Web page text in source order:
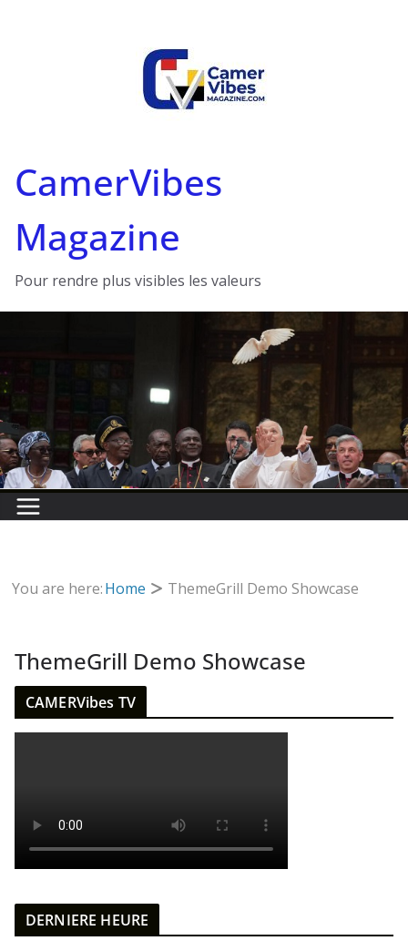
CamerVibes
Magazine
Pour rendre plus visibles les valeurs
You are here:Home ThemeGrill Demo Showcase
ThemeGrill Demo Showcase
CAMERVibes TV
DERNIERE HEURE